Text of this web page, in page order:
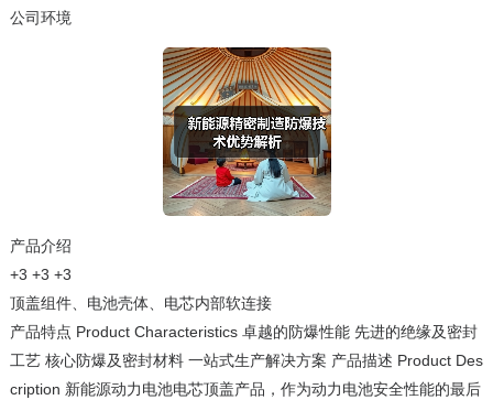
公司环境
产品介绍
+3 +3 +3
顶盖组件、电池壳体、电芯内部软连接
产品特点 Product Characteristics 卓越的防爆性能 先进的绝缘及密封
工艺 核心防爆及密封材料 一站式生产解决方案 产品描述 Product Des
cription 新能源动力电池电芯顶盖产品，作为动力电池安全性能的最后